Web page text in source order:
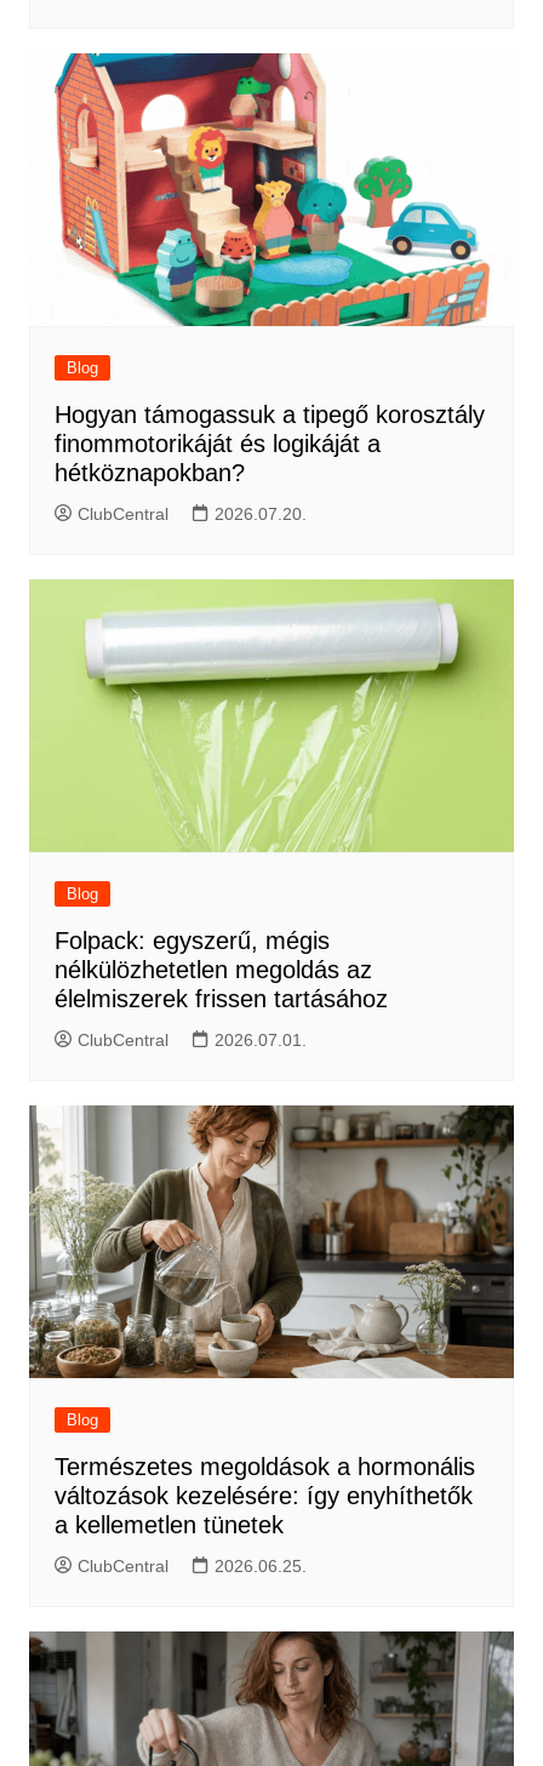
Blog
Hogyan támogassuk a tipegő korosztály
finommotorikáját és logikáját a
hétköznapokban?
ClubCentral 2026.07.20.
Blog
Folpack: egyszerű, mégis
nélkülözhetetlen megoldás az
élelmiszerek frissen tartásához
ClubCentral 2026.07.01.
Blog
Természetes megoldások a hormonális
változások kezelésére: így enyhíthetők
a kellemetlen tünetek
ClubCentral 2026.06.25.